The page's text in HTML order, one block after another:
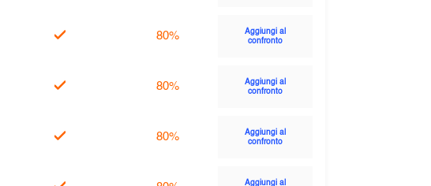
80%
Aggiungi al
confronto
80%
Aggiungi al
confronto
80%
Aggiungi al
confronto
Aggiungi al